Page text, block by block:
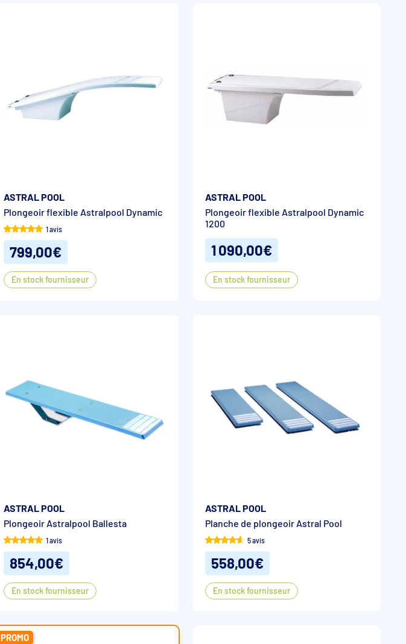
ASTRAL POOL
Plongeoir flexible Astralpool Dynamic
1 avis
799,00€
En stock fournisseur
ASTRAL POOL
Plongeoir flexible Astralpool Dynamic
1200
1 090,00€
En stock fournisseur
ASTRAL POOL
Plongeoir Astralpool Ballesta
1 avis
854,00€
En stock fournisseur
ASTRAL POOL
Planche de plongeoir Astral Pool
5 avis
558,00€
En stock fournisseur
PROMO